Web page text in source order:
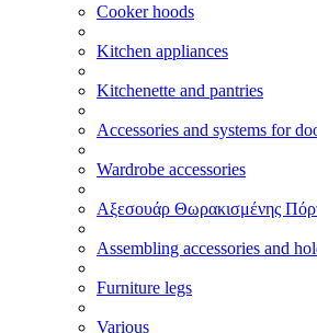
Cooker hoods
Kitchen appliances
Kitchenette and pantries
Accessories and systems for
Wardrobe accessories
Αξεσουάρ Θωρακισμένης
Assembling accessories and
Furniture legs
Various